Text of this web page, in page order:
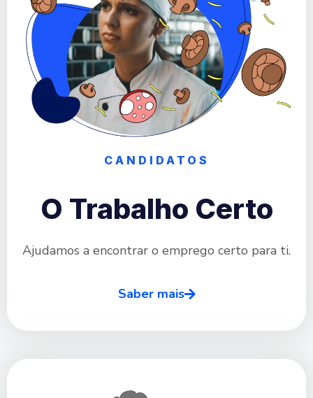
CANDIDATOS
O Trabalho Certo
Ajudamos a encontrar o emprego certo para ti.
Saber mais